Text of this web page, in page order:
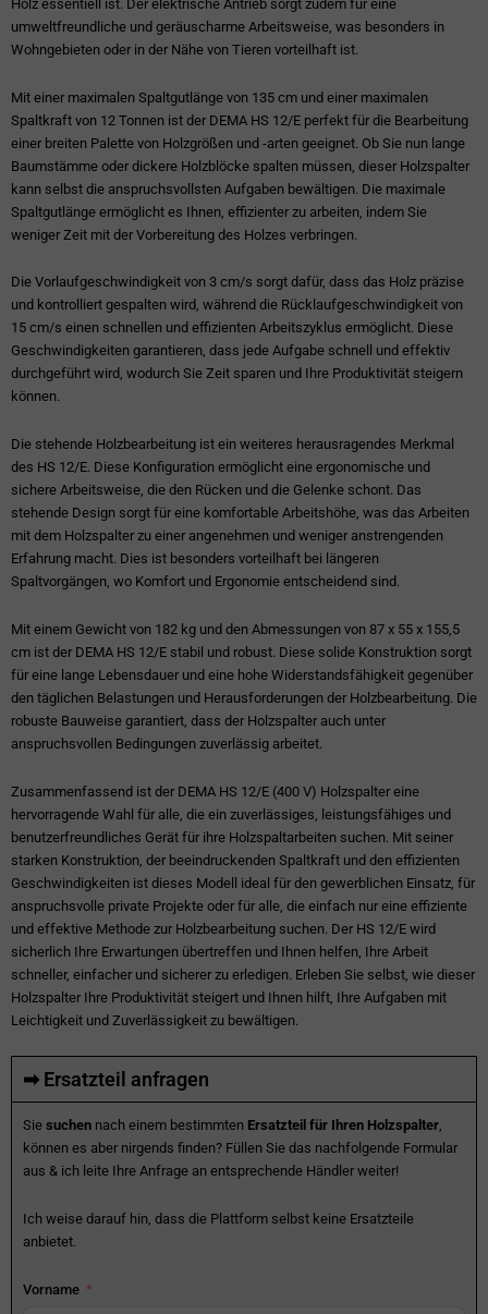
Holz essentiell ist. Der elektrische Antrieb sorgt zudem für eine
umweltfreundliche und geräuscharme Arbeitsweise, was besonders in
Wohngebieten oder in der Nähe von Tieren vorteilhaft ist.
Mit einer maximalen Spaltgutlänge von 135 cm und einer maximalen
Spaltkraft von 12 Tonnen ist der DEMA HS 12/E perfekt für die Bearbeitung
einer breiten Palette von Holzgrößen und -arten geeignet. Ob Sie nun lange
Baumstämme oder dickere Holzblöcke spalten müssen, dieser Holzspalter
kann selbst die anspruchsvollsten Aufgaben bewältigen. Die maximale
Spaltgutlänge ermöglicht es Ihnen, effizienter zu arbeiten, indem Sie
weniger Zeit mit der Vorbereitung des Holzes verbringen.
Die Vorlaufgeschwindigkeit von 3 cm/s sorgt dafür, dass das Holz präzise
und kontrolliert gespalten wird, während die Rücklaufgeschwindigkeit von
15 cm/s einen schnellen und effizienten Arbeitszyklus ermöglicht. Diese
Geschwindigkeiten garantieren, dass jede Aufgabe schnell und effektiv
durchgeführt wird, wodurch Sie Zeit sparen und Ihre Produktivität steigern
können.
Die stehende Holzbearbeitung ist ein weiteres herausragendes Merkmal
des HS 12/E. Diese Konfiguration ermöglicht eine ergonomische und
sichere Arbeitsweise, die den Rücken und die Gelenke schont. Das
stehende Design sorgt für eine komfortable Arbeitshöhe, was das Arbeiten
mit dem Holzspalter zu einer angenehmen und weniger anstrengenden
Erfahrung macht. Dies ist besonders vorteilhaft bei längeren
Spaltvorgängen, wo Komfort und Ergonomie entscheidend sind.
Mit einem Gewicht von 182 kg und den Abmessungen von 87 x 55 x 155,5
cm ist der DEMA HS 12/E stabil und robust. Diese solide Konstruktion sorgt
für eine lange Lebensdauer und eine hohe Widerstandsfähigkeit gegenüber
den täglichen Belastungen und Herausforderungen der Holzbearbeitung. Die
robuste Bauweise garantiert, dass der Holzspalter auch unter
anspruchsvollen Bedingungen zuverlässig arbeitet.
Zusammenfassend ist der DEMA HS 12/E (400 V) Holzspalter eine
hervorragende Wahl für alle, die ein zuverlässiges, leistungsfähiges und
benutzerfreundliches Gerät für ihre Holzspaltarbeiten suchen. Mit seiner
starken Konstruktion, der beeindruckenden Spaltkraft und den effizienten
Geschwindigkeiten ist dieses Modell ideal für den gewerblichen Einsatz, für
anspruchsvolle private Projekte oder für alle, die einfach nur eine effiziente
und effektive Methode zur Holzbearbeitung suchen. Der HS 12/E wird
sicherlich Ihre Erwartungen übertreffen und Ihnen helfen, Ihre Arbeit
schneller, einfacher und sicherer zu erledigen. Erleben Sie selbst, wie dieser
Holzspalter Ihre Produktivität steigert und Ihnen hilft, Ihre Aufgaben mit
Leichtigkeit und Zuverlässigkeit zu bewältigen.
➡ Ersatzteil anfragen
Sie suchen nach einem bestimmten Ersatzteil für Ihren Holzspalter,
können es aber nirgends finden? Füllen Sie das nachfolgende Formular
aus & ich leite Ihre Anfrage an entsprechende Händler weiter!
Ich weise darauf hin, dass die Plattform selbst keine Ersatzteile
anbietet.
Vorname